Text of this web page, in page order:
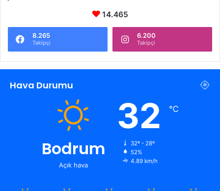
14.465
8.265
Takipçi
6.200
Takipçi
Hava Durumu
Bodrum
Açık hava
32 ℃
32º - 28º
52%
4.89 km/h